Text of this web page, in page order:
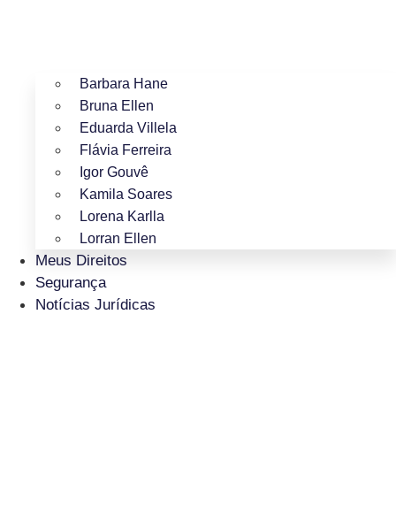
Barbara Hane
Bruna Ellen
Eduarda Villela
Flávia Ferreira
Igor Gouvê
Kamila Soares
Lorena Karlla
Lorran Ellen
Meus Direitos
Segurança
Notícias Jurídicas